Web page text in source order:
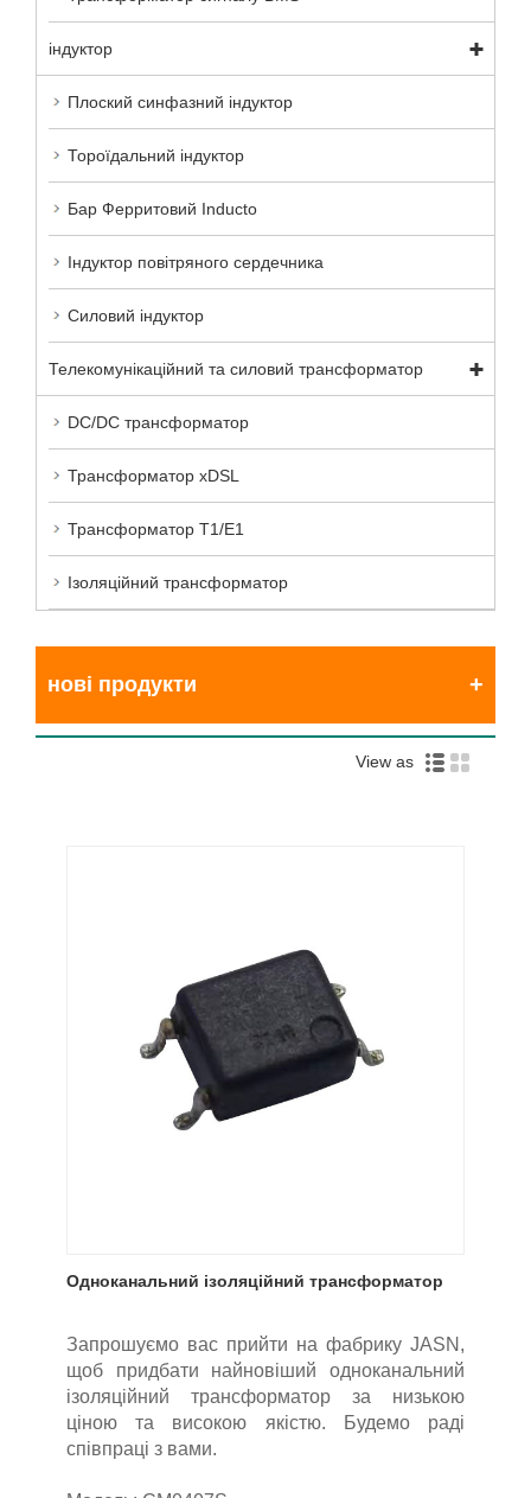
індуктор
Плоский синфазний індуктор
Тороїдальний індуктор
Бар Ферритовий Inducto
Індуктор повітряного сердечника
Силовий індуктор
Телекомунікаційний та силовий трансформатор
DC/DC трансформатор
Трансформатор xDSL
Трансформатор T1/E1
Ізоляційний трансформатор
нові продукти
View as
Одноканальний ізоляційний трансформатор
Запрошуємо вас прийти на фабрику JASN,
щоб придбати найновіший одноканальний
ізоляційний трансформатор за низькою
ціною та високою якістю. Будемо раді
співпраці з вами.